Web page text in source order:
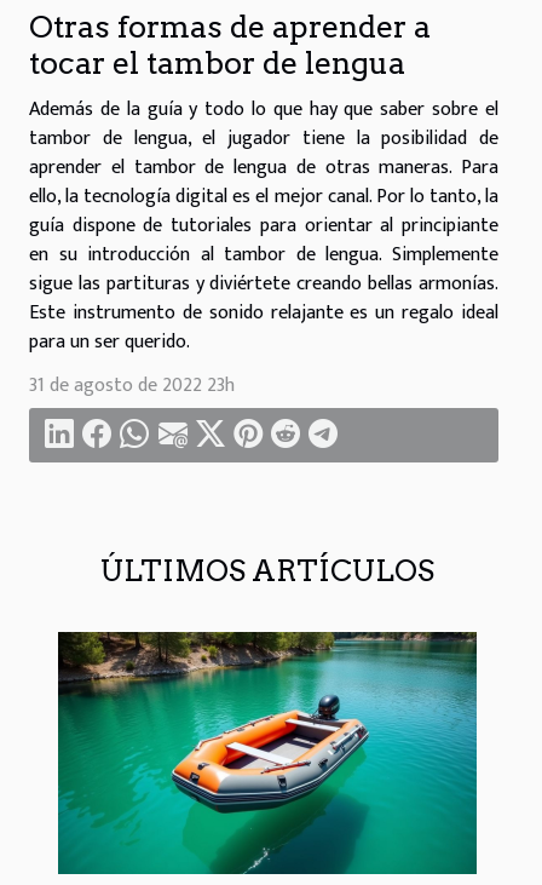
Otras formas de aprender a
tocar el tambor de lengua
Además de la guía y todo lo que hay que saber sobre el
tambor de lengua, el jugador tiene la posibilidad de
aprender el tambor de lengua de otras maneras. Para
ello, la tecnología digital es el mejor canal. Por lo tanto, la
guía dispone de tutoriales para orientar al principiante
en su introducción al tambor de lengua. Simplemente
sigue las partituras y diviértete creando bellas armonías.
Este instrumento de sonido relajante es un regalo ideal
para un ser querido.
31 de agosto de 2022 23h
ÚLTIMOS ARTÍCULOS